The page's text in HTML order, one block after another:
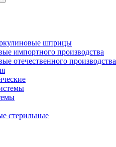
шприцы
импортного производства
отечественного производства
стерильные